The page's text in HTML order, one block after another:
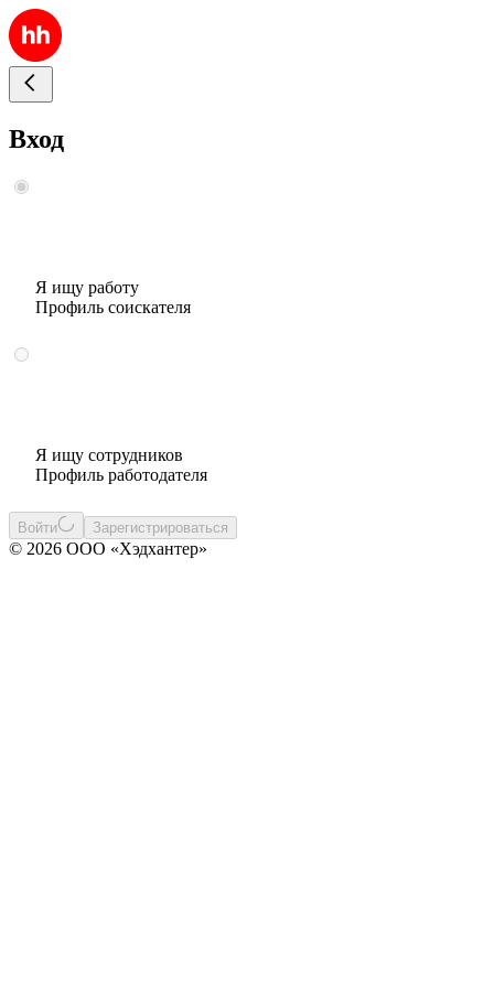
Вход
Я ищу работу
Профиль соискателя
Я ищу сотрудников
Профиль работодателя
Войти Зарегистрироваться
© 2026 ООО «Хэдхантер»